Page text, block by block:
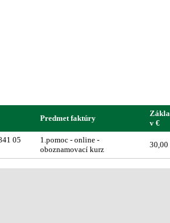
Predmet faktúry
v €
05
1.pomoc - online -
oboznamovací kurz
30,00